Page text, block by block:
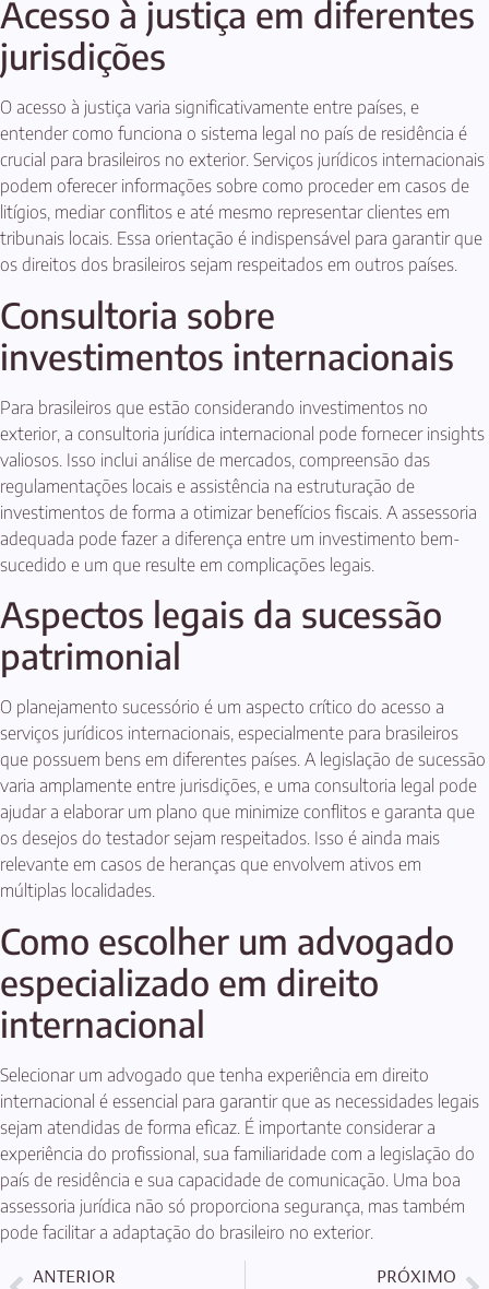
Acesso à justiça em diferentes
jurisdições
O acesso à justiça varia significativamente entre países, e
entender como funciona o sistema legal no país de residência é
crucial para brasileiros no exterior. Serviços jurídicos internacionais
podem oferecer informações sobre como proceder em casos de
litígios, mediar conflitos e até mesmo representar clientes em
tribunais locais. Essa orientação é indispensável para garantir que
os direitos dos brasileiros sejam respeitados em outros países.
Consultoria sobre
investimentos internacionais
Para brasileiros que estão considerando investimentos no
exterior, a consultoria jurídica internacional pode fornecer insights
valiosos. Isso inclui análise de mercados, compreensão das
regulamentações locais e assistência na estruturação de
investimentos de forma a otimizar benefícios fiscais. A assessoria
adequada pode fazer a diferença entre um investimento bem-
sucedido e um que resulte em complicações legais.
Aspectos legais da sucessão
patrimonial
O planejamento sucessório é um aspecto crítico do acesso a
serviços jurídicos internacionais, especialmente para brasileiros
que possuem bens em diferentes países. A legislação de sucessão
varia amplamente entre jurisdições, e uma consultoria legal pode
ajudar a elaborar um plano que minimize conflitos e garanta que
os desejos do testador sejam respeitados. Isso é ainda mais
relevante em casos de heranças que envolvem ativos em
múltiplas localidades.
Como escolher um advogado
especializado em direito
internacional
Selecionar um advogado que tenha experiência em direito
internacional é essencial para garantir que as necessidades legais
sejam atendidas de forma eficaz. É importante considerar a
experiência do profissional, sua familiaridade com a legislação do
país de residência e sua capacidade de comunicação. Uma boa
assessoria jurídica não só proporciona segurança, mas também
pode facilitar a adaptação do brasileiro no exterior.
ANTERIOR PRÓXIMO